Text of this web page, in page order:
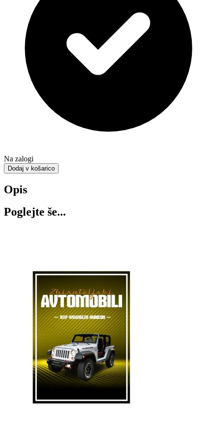
Na zalogi
Dodaj v košarico
Opis
Poglejte še...